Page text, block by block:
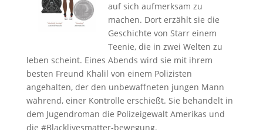
auf sich aufmerksam zu
machen. Dort erzählt sie die
Geschichte von Starr einem
Teenie, die in zwei Welten zu
leben scheint. Eines Abends wird sie mit ihrem
besten Freund Khalil von einem Polizisten
angehalten, der den unbewaffneten jungen Mann
während, einer Kontrolle erschießt. Sie behandelt in
dem Jugendroman die Polizeigewalt Amerikas und
die #Blacklivesmatter-bewegung.